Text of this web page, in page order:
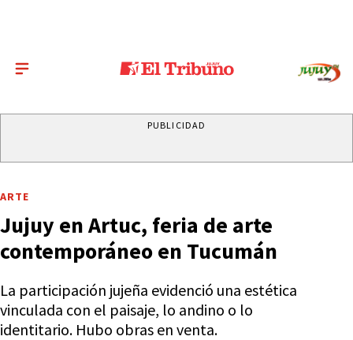
PUBLICIDAD
ARTE
Jujuy en Artuc, feria de arte
contemporáneo en Tucumán
La participación jujeña evidenció una estética
vinculada con el paisaje, lo andino o lo
identitario. Hubo obras en venta.